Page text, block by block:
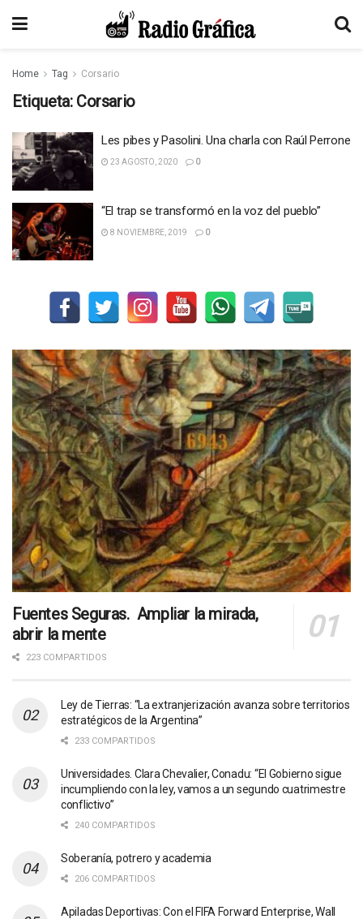
Home Tag Corsario
Etiqueta: Corsario
Les pibes y Pasolini. Una charla con Raúl Perrone
23 AGOSTO, 2020 0
“El trap se transformó en la voz del pueblo”
8 NOVIEMBRE, 2019 0
Fuentes Seguras. Ampliar la mirada,
abrir la mente
223 COMPARTIDOS
Ley de Tierras: “La extranjerización avanza sobre territorios
estratégicos de la Argentina”
233 COMPARTIDOS
Universidades. Clara Chevalier, Conadu: “El Gobierno sigue
incumpliendo con la ley, vamos a un segundo cuatrimestre
conflictivo”
240 COMPARTIDOS
Soberanía, potrero y academia
206 COMPARTIDOS
Apiladas Deportivas: Con el FIFA Forward Enterprise, Wall